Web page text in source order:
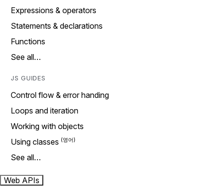
Expressions & operators
Statements & declarations
Functions
See all…
JS GUIDES
Control flow & error handing
Loops and iteration
Working with objects
Using classes
See all…
Web APIs